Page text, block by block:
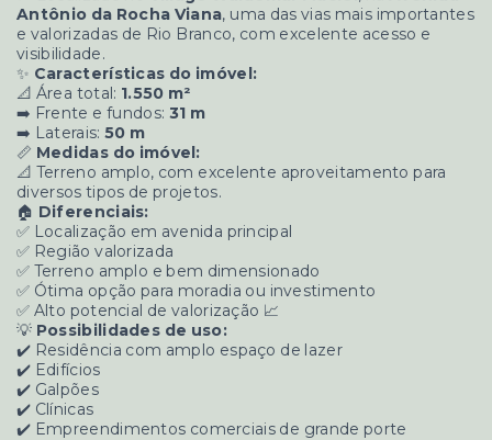
Antônio da Rocha Viana, uma das vias mais importantes
e valorizadas de Rio Branco, com excelente acesso e
visibilidade.
✨ Características do imóvel:
📐 Área total: 1.550 m²
➡️ Frente e fundos: 31 m
➡️ Laterais:50 m
📏 Medidas do imóvel:
📐 Terreno amplo, com excelente aproveitamento para
diversos tipos de projetos.
🏠 Diferenciais:
✅ Localização em avenida principal
✅ Região valorizada
✅ Terreno amplo e bem dimensionado
✅ Ótima opção para moradia ou investimento
✅ Alto potencial de valorização 📈
💡 Possibilidades de uso:
✔️ Residência com amplo espaço de lazer
✔️ Edifícios
✔️ Galpões
✔️ Clínicas
✔️ Empreendimentos comerciais de grande porte